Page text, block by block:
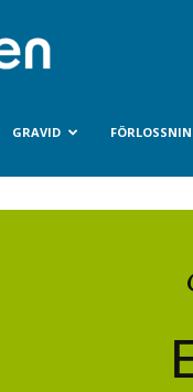
GRAVID